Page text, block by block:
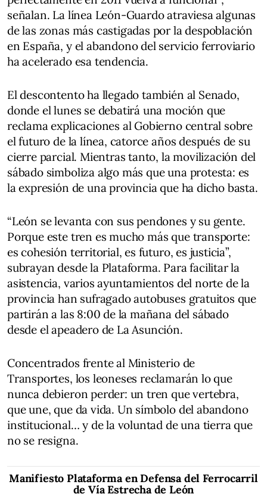
señalan. La línea León-Guardo atraviesa algunas
de las zonas más castigadas por la despoblación
en España, y el abandono del servicio ferroviario
ha acelerado esa tendencia.
El descontento ha llegado también al Senado,
donde el lunes se debatirá una moción que
reclama explicaciones al Gobierno central sobre
el futuro de la línea, catorce años después de su
cierre parcial. Mientras tanto, la movilización del
sábado simboliza algo más que una protesta: es
la expresión de una provincia que ha dicho basta.
“León se levanta con sus pendones y su gente.
Porque este tren es mucho más que transporte:
es cohesión territorial, es futuro, es justicia”,
subrayan desde la Plataforma. Para facilitar la
asistencia, varios ayuntamientos del norte de la
provincia han sufragado autobuses gratuitos que
partirán a las 8:00 de la mañana del sábado
desde el apeadero de La Asunción.
Concentrados frente al Ministerio de
Transportes, los leoneses reclamarán lo que
nunca debieron perder: un tren que vertebra,
que une, que da vida. Un símbolo del abandono
institucional… y de la voluntad de una tierra que
no se resigna.
Manifiesto Plataforma en Defensa del Ferrocarril
de Vía Estrecha de León